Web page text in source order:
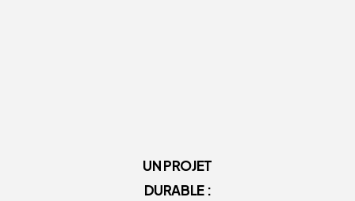
UN PROJET
DURABLE :